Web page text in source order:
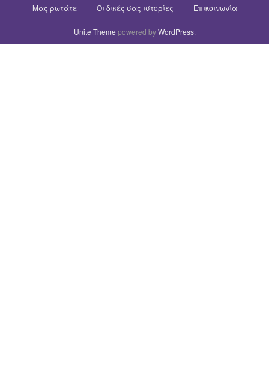
Μας ρωτάτε Οι δικές σας ιστορίες Επικοινωνία
Unite Theme powered byWordPress.